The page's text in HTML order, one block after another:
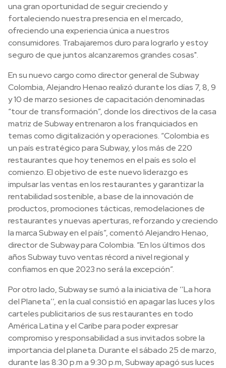
una gran oportunidad de seguir creciendo y
fortaleciendo nuestra presencia en el mercado,
ofreciendo una experiencia única a nuestros
consumidores. Trabajaremos duro para lograrlo y estoy
seguro de que juntos alcanzaremos grandes cosas".
En su nuevo cargo como director general de Subway
Colombia, Alejandro Henao realizó durante los días 7, 8, 9
y 10 de marzo sesiones de capacitación denominadas
“tour de transformación”, donde los directivos de la casa
matriz de Subway entrenaron a los franquiciados en
temas como digitalización y operaciones. “Colombia es
un país estratégico para Subway, y los más de 220
restaurantes que hoy tenemos en el país es solo el
comienzo. El objetivo de este nuevo liderazgo es
impulsar las ventas en los restaurantes y garantizar la
rentabilidad sostenible, a base de la innovación de
productos, promociones tácticas, remodelaciones de
restaurantes y nuevas aperturas, reforzando y creciendo
la marca Subway en el país”, comentó Alejandro Henao,
director de Subway para Colombia. “En los últimos dos
años Subway tuvo ventas récord a nivel regional y
confiamos en que 2023 no será la excepción”.
Por otro lado, Subway se sumó a la iniciativa de ‘’La hora
del Planeta’’, en la cual consistió en apagar las luces y los
carteles publicitarios de sus restaurantes en todo
América Latina y el Caribe para poder expresar
compromiso y responsabilidad a sus invitados sobre la
importancia del planeta. Durante el sábado 25 de marzo,
durante las 8:30 p.m a 9:30 p.m, Subway apagó sus luces